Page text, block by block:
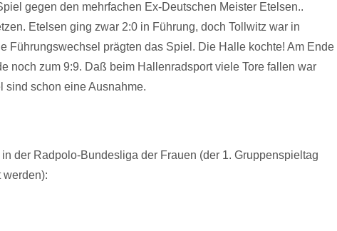
gegen den mehrfachen Ex-Deutschen Meister Etelsen..
Etelsen ging zwar 2:0 in Führung, doch Tollwitz war in
Führungswechsel prägten das Spiel. Die Halle kochte! Am Ende
noch zum 9:9. Daß beim Hallenradsport viele Tore fallen war
sind schon eine Ausnahme.
der Radpolo-Bundesliga der Frauen (der 1. Gruppenspieltag